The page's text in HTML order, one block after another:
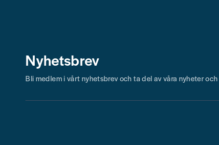
Nyhetsbrev
Bli medlem i vårt nyhetsbrev och ta del av våra nyheter